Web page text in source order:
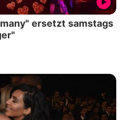
ersetzt samstags